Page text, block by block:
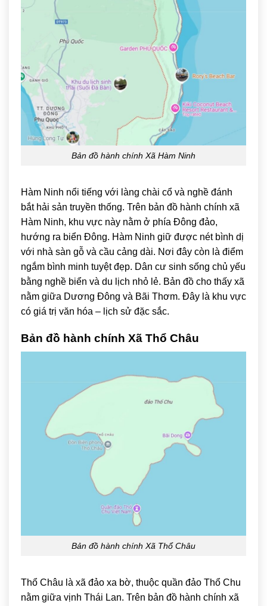
Bản đồ hành chính Xã Hàm Ninh
Hàm Ninh nổi tiếng với làng chài cổ và nghề đánh
bắt hải sản truyền thống. Trên bản đồ hành chính xã
Hàm Ninh, khu vực này nằm ở phía Đông đảo,
hướng ra biển Đông. Hàm Ninh giữ được nét bình dị
với nhà sàn gỗ và cầu cảng dài. Nơi đây còn là điểm
ngắm bình minh tuyệt đẹp. Dân cư sinh sống chủ yếu
bằng nghề biển và du lịch nhỏ lẻ. Bản đồ cho thấy xã
nằm giữa Dương Đông và Bãi Thơm. Đây là khu vực
có giá trị văn hóa – lịch sử đặc sắc.
Bản đồ hành chính Xã Thổ Châu
Bản đồ hành chính Xã Thổ Châu
Thổ Châu là xã đảo xa bờ, thuộc quần đảo Thổ Chu
nằm giữa vịnh Thái Lan. Trên bản đồ hành chính xã